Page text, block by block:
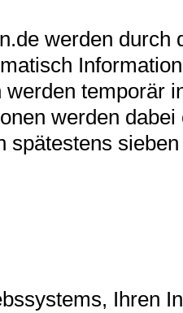
werden durch
temporär
werden dabei
spätestens sieben
Ihren